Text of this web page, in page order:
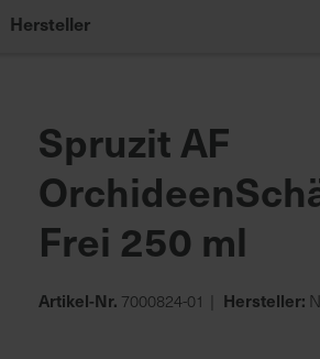
Hersteller
Spruzit AF
Frei 250 ml
Artikel-Nr. 7000824-01 Hersteller: